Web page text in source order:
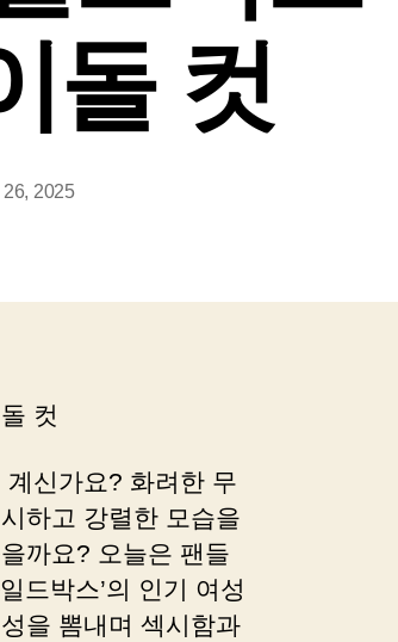
돌 컷
26, 2025
컷
신가요? 화려한 무
하고 강렬한 모습을
까요? 오늘은 팬들
드박스’의 인기 여성
을 뽐내며 섹시함과